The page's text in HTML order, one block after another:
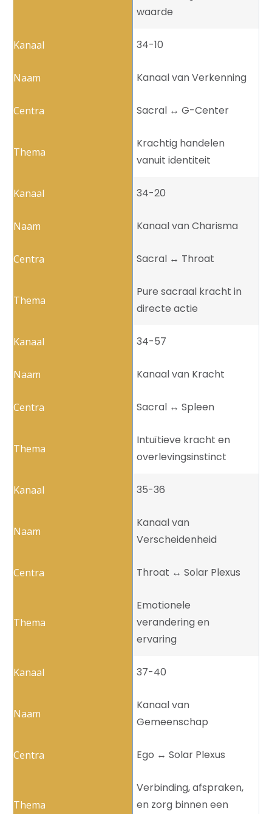
waarde
34-10
Kanaal van Verkenning
Sacral ↔️ G-Center
Krachtig handelen
vanuit identiteit
34-20
Kanaal van Charisma
Sacral ↔️ Throat
Pure sacraal kracht in
directe actie
34-57
Kanaal van Kracht
Sacral ↔️ Spleen
Intuïtieve kracht en
overlevingsinstinct
35-36
Kanaal van
Verscheidenheid
Throat ↔️ Solar Plexus
Emotionele
verandering en
ervaring
37-40
Kanaal van
Gemeenschap
Ego ↔️ Solar Plexus
Verbinding, afspraken,
en zorg binnen een